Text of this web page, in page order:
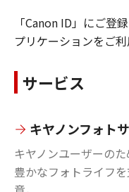
「Canon ID」にご登
プリケーションをご利
サービス
キヤノンフォト
キヤノンユーザーの
豊かなフォトライフ